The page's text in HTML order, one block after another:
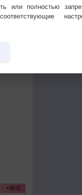
или полностью